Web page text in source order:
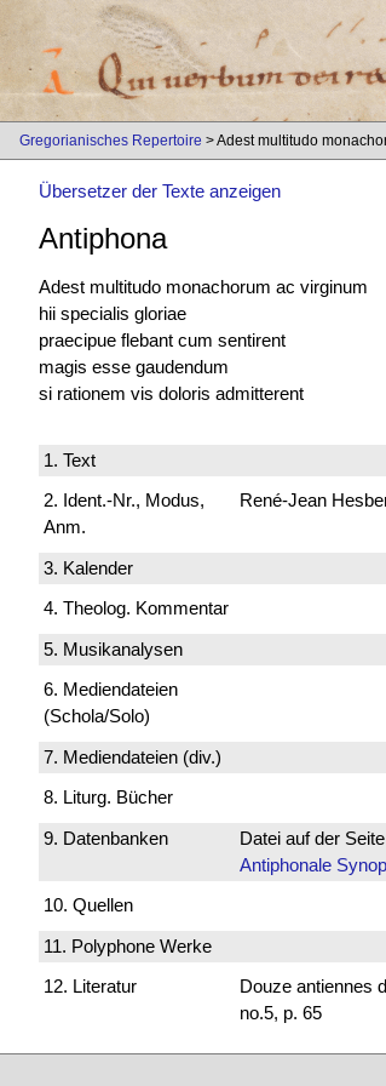
Gregorianisches Repertoire > Adest multitudo
Übersetzer der Texte anzeigen
Antiphona
Adest multitudo monachorum ac virginum
hii specialis gloriae
praecipue flebant cum sentirent
magis esse gaudendum
si rationem vis doloris admitterent
1. Text
2. Ident.-Nr., Modus,
Anm.
René-Jean
3. Kalender
4. Theolog. Kommentar
5. Musikanalysen
6. Mediendateien
(Schola/Solo)
7. Mediendateien (div.)
8. Liturg. Bücher
9. Datenbanken
Datei auf der
Antiphonale
10. Quellen
11. Polyphone Werke
12. Literatur
Douze antiennes
no.5, p. 65